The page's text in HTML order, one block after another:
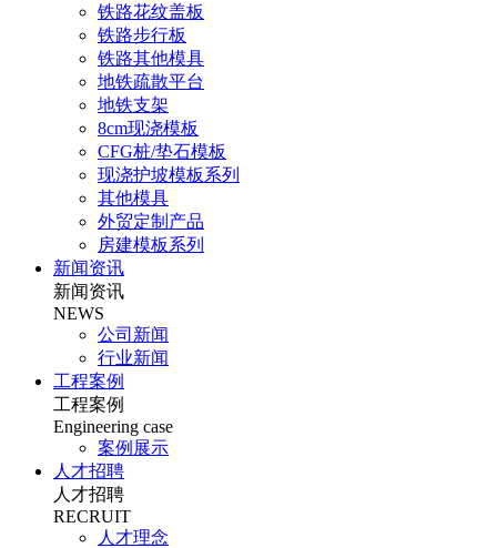
铁路花纹盖板
铁路步行板
铁路其他模具
地铁疏散平台
地铁支架
8cm现浇模板
CFG桩/垫石模板
现浇护坡模板系列
其他模具
外贸定制产品
房建模板系列
新闻资讯
新闻资讯
NEWS
公司新闻
行业新闻
工程案例
工程案例
Engineering case
案例展示
人才招聘
人才招聘
RECRUIT
人才理念